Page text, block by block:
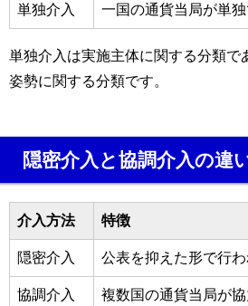
単独介入 一国の通貨当局が単
単独介入は実施主体に関する分類で
姿勢に関する分類です。
隠密介入と協調介入の違
介入方法 特徴
隠密介入 公表を抑えた形で行わ
協調介入 複数国の通貨当局が